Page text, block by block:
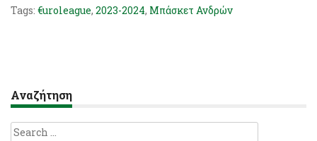
Tags: €uroleague, 2023-2024, Μπάσκετ Ανδρών
Αναζήτηση
Search